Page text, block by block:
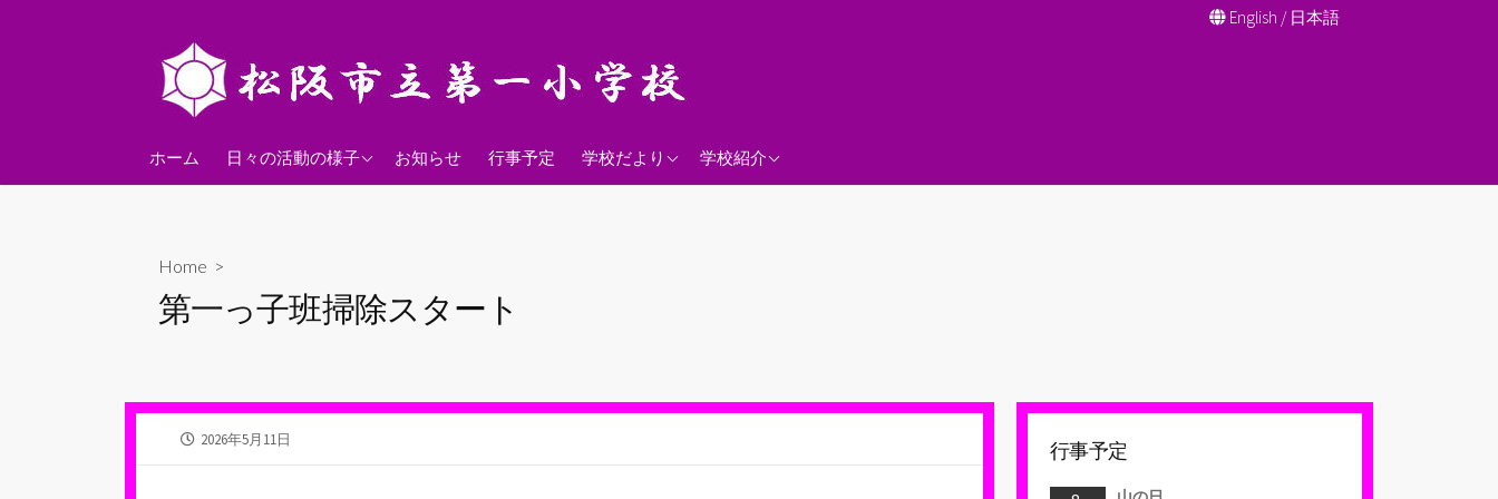
ス
English / 日本語
ホーム 日々の活動の様子
2026年度
お知らせ 行事予定 学校だより
2026年度 学校紹介
学校経営方針
Home >
第一っ子班掃除スタート
公
2026年5月11日 行事予定